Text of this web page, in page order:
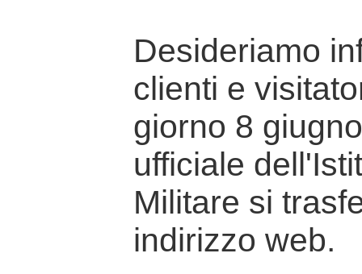
Desideriamo
clienti e
giorno 8
ufficiale
Militare si
indirizzo web.